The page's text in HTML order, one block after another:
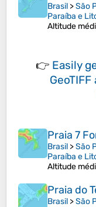
Brasil >São
Paraíba e
Altitude
👉 Easily
Praia 7
Brasil >São
Paraíba e
Altitude
Praia do
Brasil >São